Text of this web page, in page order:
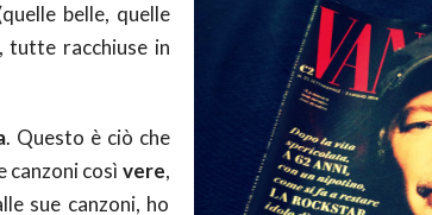
belle, quelle
tutte racchiuse in
. Questo è ciò che
canzoni così vere,
sue canzoni, ho